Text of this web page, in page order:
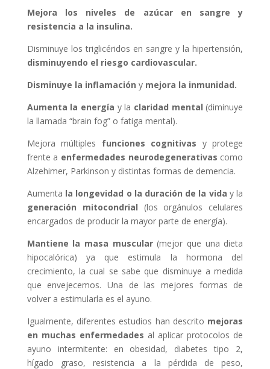
Mejora los niveles de azúcar en sangre y
resistencia a la insulina.
Disminuye los triglicéridos en sangre y la hipertensión,
disminuyendo el riesgo cardiovascular.
Disminuye la inflamación y mejora la inmunidad.
Aumenta la energía y la claridad mental (diminuye
la llamada “brain fog” o fatiga mental).
Mejora múltiples funciones cognitivas y protege
frente a enfermedades neurodegenerativas como
Alzehimer, Parkinson y distintas formas de demencia.
Aumenta la longevidad o la duración de la vida y la
generación mitocondrial (los orgánulos celulares
encargados de producir la mayor parte de energía).
Mantiene la masa muscular(mejor que una dieta
hipocalórica) ya que estimula la hormona del
crecimiento, la cual se sabe que disminuye a medida
que envejecemos. Una de las mejores formas de
volver a estimularla es el ayuno.
Igualmente, diferentes estudios han descrito mejoras
en muchas enfermedades al aplicar protocolos de
ayuno intermitente: en obesidad, diabetes tipo 2,
hígado graso, resistencia a la pérdida de peso,